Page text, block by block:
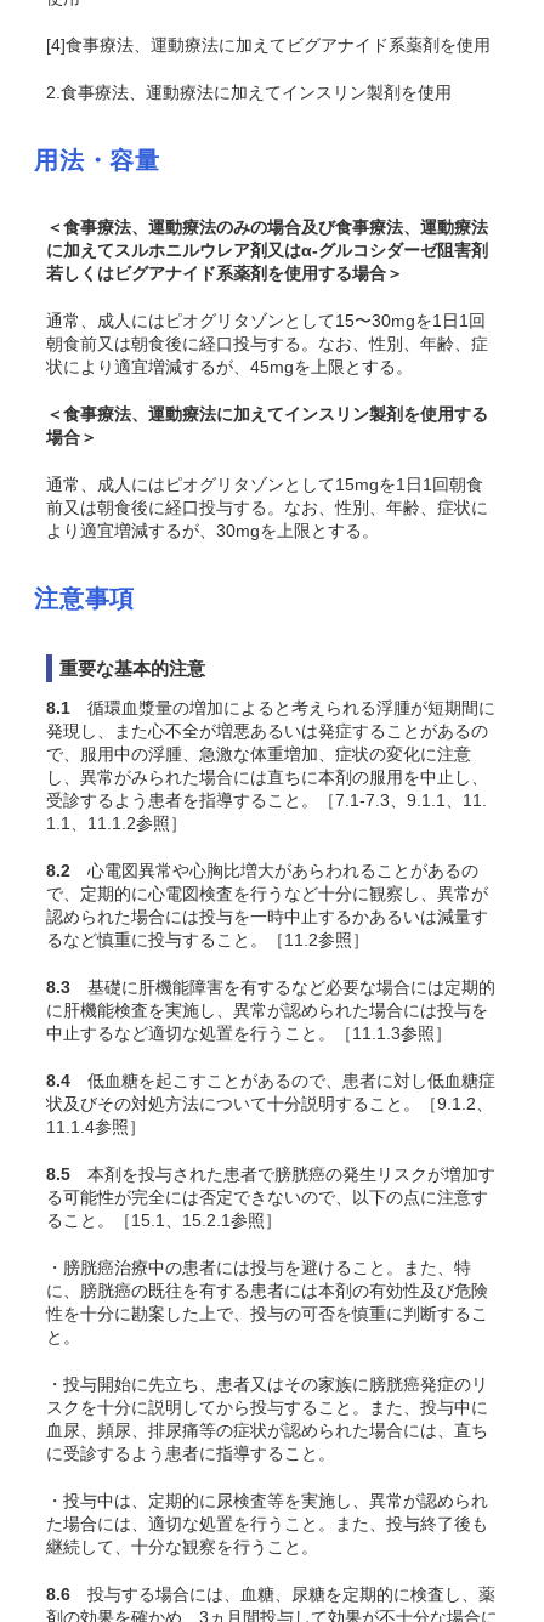
[4]食事療法、運動療法に加えてビグアナイド系薬剤を使用
2.食事療法、運動療法に加えてインスリン製剤を使用
用法・容量
＜食事療法、運動療法のみの場合及び食事療法、運動療法
に加えてスルホニルウレア剤又はα-グルコシダーゼ阻害剤
若しくはビグアナイド系薬剤を使用する場合＞
通常、成人にはピオグリタゾンとして15〜30mgを1日1回
朝食前又は朝食後に経口投与する。なお、性別、年齢、症
状により適宜増減するが、45mgを上限とする。
＜食事療法、運動療法に加えてインスリン製剤を使用する
場合＞
通常、成人にはピオグリタゾンとして15mgを1日1回朝食
前又は朝食後に経口投与する。なお、性別、年齢、症状に
より適宜増減するが、30mgを上限とする。
注意事項
重要な基本的注意
8.1 循環血漿量の増加によると考えられる浮腫が短期間に
発現し、また心不全が増悪あるいは発症することがあるの
で、服用中の浮腫、急激な体重増加、症状の変化に注意
し、異常がみられた場合には直ちに本剤の服用を中止し、
受診するよう患者を指導すること。［7.1-7.3、9.1.1、11.
1.1、11.1.2参照］
8.2 心電図異常や心胸比増大があらわれることがあるの
で、定期的に心電図検査を行うなど十分に観察し、異常が
認められた場合には投与を一時中止するかあるいは減量す
るなど慎重に投与すること。［11.2参照］
8.3 基礎に肝機能障害を有するなど必要な場合には定期的
に肝機能検査を実施し、異常が認められた場合には投与を
中止するなど適切な処置を行うこと。［11.1.3参照］
8.4 低血糖を起こすことがあるので、患者に対し低血糖症
状及びその対処方法について十分説明すること。［9.1.2、
11.1.4参照］
8.5 本剤を投与された患者で膀胱癌の発生リスクが増加す
る可能性が完全には否定できないので、以下の点に注意す
ること。［15.1、15.2.1参照］
・膀胱癌治療中の患者には投与を避けること。また、特
に、膀胱癌の既往を有する患者には本剤の有効性及び危険
性を十分に勘案した上で、投与の可否を慎重に判断するこ
と。
・投与開始に先立ち、患者又はその家族に膀胱癌発症のリ
スクを十分に説明してから投与すること。また、投与中に
血尿、頻尿、排尿痛等の症状が認められた場合には、直ち
に受診するよう患者に指導すること。
・投与中は、定期的に尿検査等を実施し、異常が認められ
た場合には、適切な処置を行うこと。また、投与終了後も
継続して、十分な観察を行うこと。
8.6 投与する場合には、血糖、尿糖を定期的に検査し、薬
剤の効果を確かめ、3ヵ月間投与して効果が不十分な場合に